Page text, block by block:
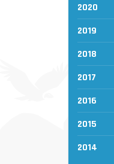
2020
2019
2018
2017
2016
2015
2014